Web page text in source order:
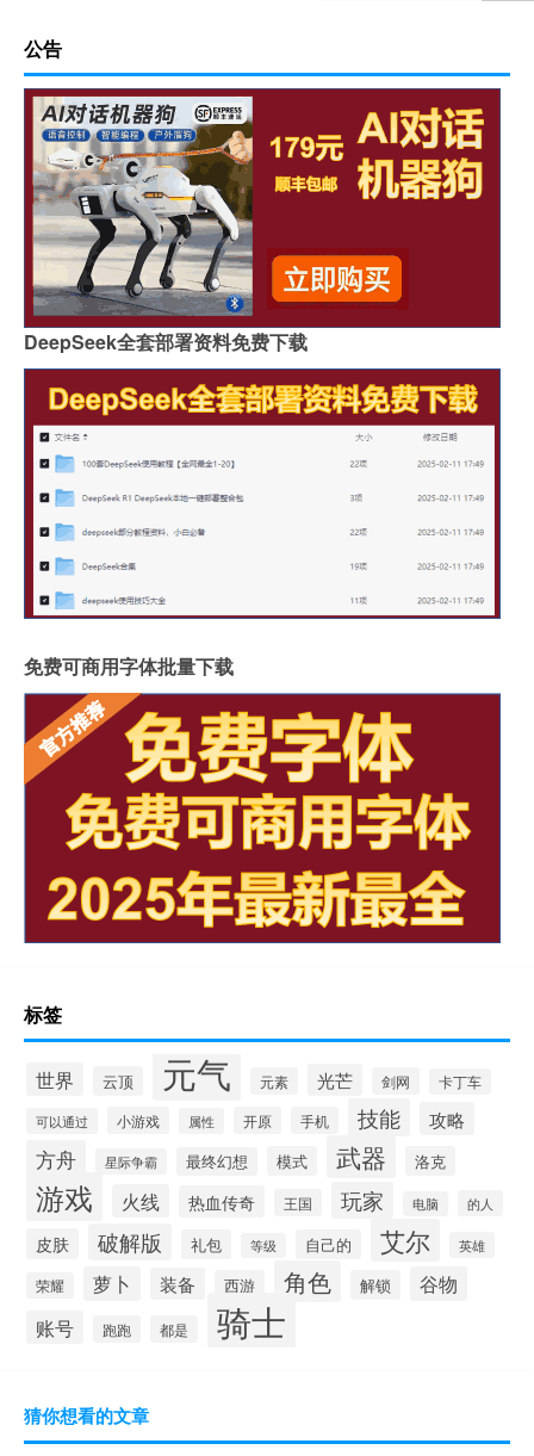
公告
DeepSeek全套部署资料免费下载
免费可商用字体批量下载
标签
世界 云顶 元气 元素 光芒 剑网 卡丁车
可以通过 小游戏 属性 开原 手机 技能 攻略
方舟 星际争霸 最终幻想 模式 武器 洛克
游戏 火线 热血传奇 王国 玩家 电脑 的人
皮肤 破解版 礼包 等级 自己的 艾尔 英雄
荣耀 萝卜 装备 西游 角色 解锁 谷物
账号 跑跑 都是 骑士
猜你想看的文章